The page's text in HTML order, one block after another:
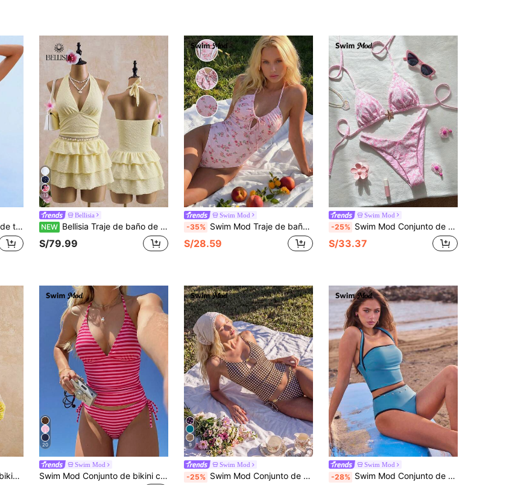
en la playa
13
Bellisia
NEW Bellisia Traje de baño de una pieza con textura amarillo pálido para mujer, cuello halter, escote en V profundo, push-up, cintura ceñida, minifalda con volantes, favorecedor, estilo minimalista sexy, traje de baño para vacaciones en aguas termales
S/79.99
Swim Mod
-35% Swim Mod Traje de baño de una pieza para mujer de corte alto, cuello halter, decoración con lazo de cordón, estampado floral rosa en toda la prenda, para sol y playa en primavera/verano
S/28.59
Swim Mod
-25% Swim Mod Conjunto de bikini de cuello de halter con textura floral para mujer, traje de baño sexy de dos piezas tipo triángulo para playa, piscina, fiesta, rosa, versátil y casual para mujer
S/33.37
de alta demanda
20
Swim Mod
Swim Mod Conjunto de bikini casual de 2 piezas con estampado floral tropical para mujer
9
Swim Mod
-25% Swim Mod Conjunto de tankini para mujer con tirantes de espagueti, joyería de metal, nudo y tanga, estilo maduro para vacaciones, playa, verano y festival de música
Swim Mod
-28% Swim Mod Conjunto de tankini 2026 con parte superior bandeau de contraste y Bottom triangular para mujeres, adecuado para escuela, vacaciones, citas, té de la tarde, estilo occidental, crucero, playa, isla, viaje por carretera, todas las estaciones, festival de música, vacaciones bohemias, vacaciones bohemias, otoño relajado, estilo bohemio occidental, tops elegantes para conjunto de traje de baño de cintura alta de 2 piezas para mujeres